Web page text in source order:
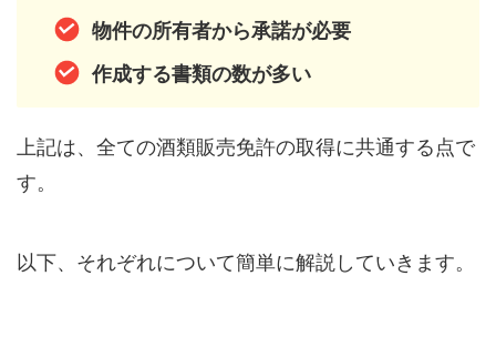
物件の所有者から承諾が必要
作成する書類の数が多い
上記は、全ての酒類販売免許の取得に共通する点で
す。
以下、それぞれについて簡単に解説していきます。